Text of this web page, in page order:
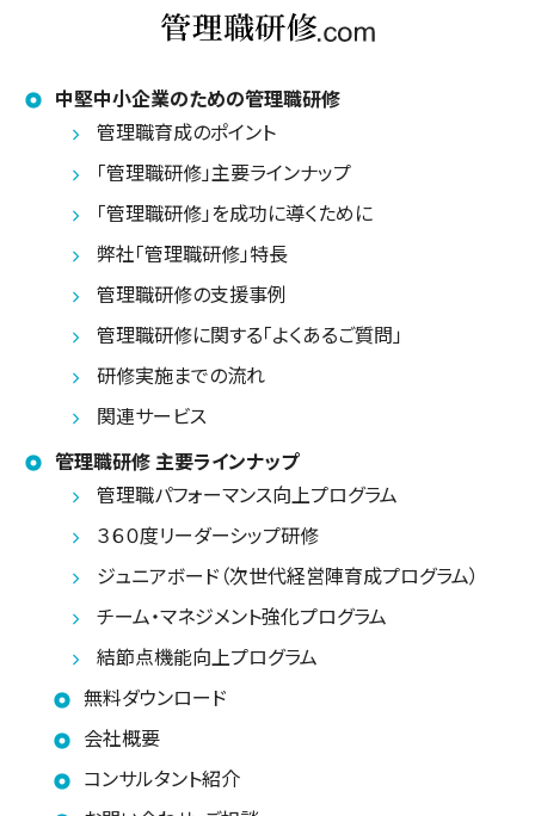
中堅中小企業のための管理職研修
管理職育成のポイント
「管理職研修」主要ラインナップ
「管理職研修」を成功に導くために
弊社「管理職研修」特長
管理職研修の支援事例
管理職研修に関する「よくあるご質問」
研修実施までの流れ
関連サービス
管理職研修 主要ラインナップ
管理職パフォーマンス向上プログラム
３６０度リーダーシップ研修
ジュニアボード（次世代経営陣育成プログラム）
チーム・マネジメント強化プログラム
結節点機能向上プログラム
無料ダウンロード
会社概要
コンサルタント紹介